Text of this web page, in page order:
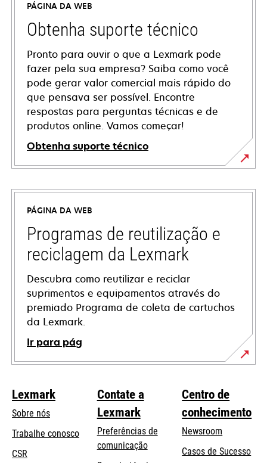
PÁGINA DA WEB
Obtenha suporte técnico
Pronto para ouvir o que a Lexmark pode
fazer pela sua empresa? Saiba como você
pode gerar valor comercial mais rápido do
que pensava ser possível. Encontre
respostas para perguntas técnicas e de
produtos online. Vamos começar!
Obtenha suporte técnico
abre
em
nova
guia
PÁGINA DA WEB
Programas de reutilização e
reciclagem da Lexmark
Descubra como reutilizar e reciclar
suprimentos e equipamentos através do
premiado Programa de coleta de cartuchos
da Lexmark.
Ir para pág
Lexmark
Sobre nós
Trabalhe conosco
CSR
Contate a
Lexmark
Preferências de
comunicação
Centro de
conhecimento
Newsroom
Casos de Sucesso